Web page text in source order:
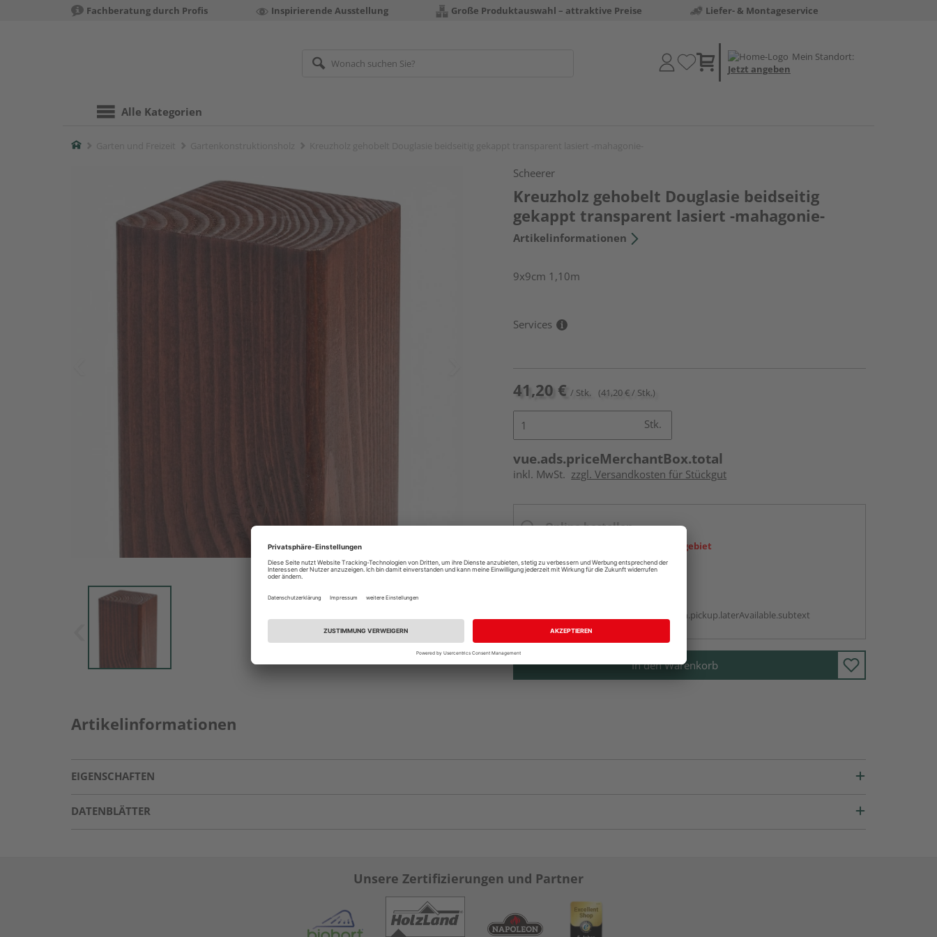
Fachberatung durch Profis Inspirierende Ausstellung Große Produktauswahl – attraktive Preise Liefer- & Montageservice
Mein Standort:
Jetzt angeben
Alle Kategorien
Home
Scheerer
Kreuzholz gehobelt Douglasie beidseitig
gekappt transparent lasiert -mahagonie-
Artikelinformationen
9x9cm 1,10m
Services
41,20 € / Stk. (41,20 € / Stk.)
Stk.
vue.ads.priceMerchantBox.total
inkl. MwSt. zzgl. Versandkosten für Stückgut
Online bestellen
Ihr Standort ist nicht im Liefergebiet
vue.ads.priceMerchantBox.option.pickup.laterAvailable.subtext
In den Warenkorb
Artikelinformationen
EIGENSCHAFTEN
DATENBLÄTTER
Unsere Zertifizierungen und Partner